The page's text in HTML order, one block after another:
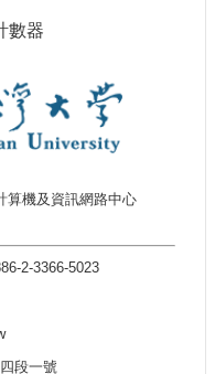
機及資訊網路中心
2-3366-5023
段一號